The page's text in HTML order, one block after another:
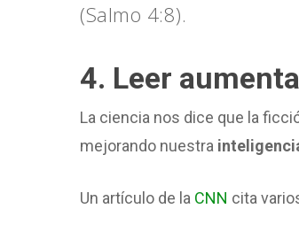
(Salmo 4:8).
4. Leer
La ciencia nos dice que la
mejorando nuestra
Un artículo de la CNN cita